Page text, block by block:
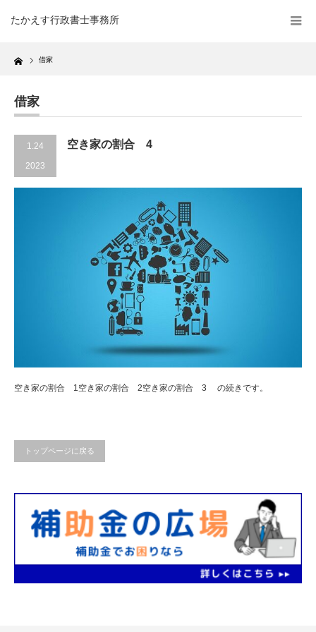
たかえす行政書士事務所
Home 借家
借家
1.24
2023
空き家の割合 4
空き家の割合 1空き家の割合 2空き家の割合 3 の続きです。
トップページに戻る